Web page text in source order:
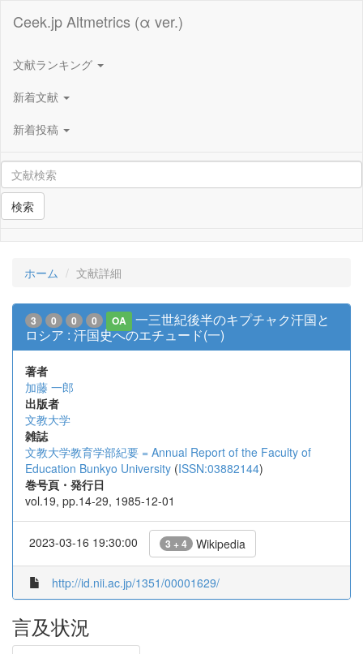
Ceek.jp Altmetrics (α ver.)
文献ランキング
新着文献
新着投稿
検索
ホーム 文献詳細
3 0 0 0 OA
一三世紀後半のキプチャク汗国と
ロシア : 汗国史へのエチュード(一)
著者
加藤 一郎
出版者
文教大学
雑誌
文教大学教育学部紀要 = Annual Report of the Faculty of
Education Bunkyo University (ISSN:03882144)
巻号頁・発行日
vol.19, pp.14-29, 1985-12-01
2023-03-16 19:30:00 3 + 4 Wikipedia
http://id.nii.ac.jp/1351/00001629/
言及状況